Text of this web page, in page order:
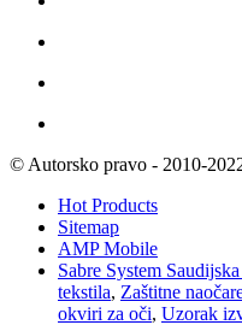
© Autorsko pravo - 2010-
Hot Products
Sitemap
AMP Mobile
Sabre System
tekstila, Zaštitne
okviri za oči, Uzorak